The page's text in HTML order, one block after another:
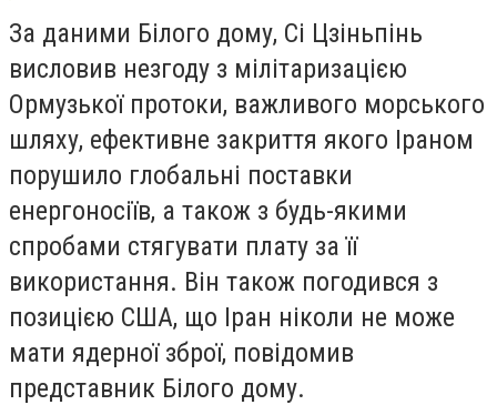
За даними Білого дому, Сі Цзіньпінь
висловив незгоду з мілітаризацією
Ормузької протоки, важливого морського
шляху, ефективне закриття якого Іраном
порушило глобальні поставки
енергоносіїв, а також з будь-якими
спробами стягувати плату за її
використання. Він також погодився з
позицією США, що Іран ніколи не може
мати ядерної зброї, повідомив
представник Білого дому.